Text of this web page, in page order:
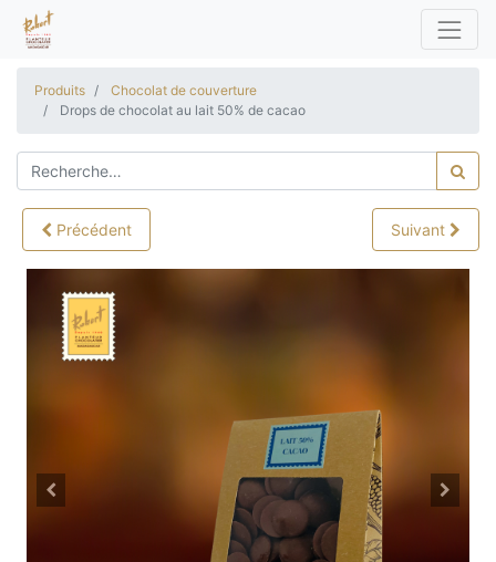
Produits
Chocolat de couverture
Drops de chocolat au lait 50% de cacao
Précédent Suivant